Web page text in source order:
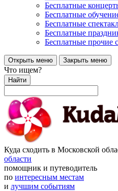
Бесплатные
Бесплатные
Бесплатные
Бесплатные
Бесплатные прочие
Открыть меню Закрыть меню
Что ищем?
Найти
Куда сходить в Московской
области
помощник и путеводитель
по интересным местам
и лучшим событиям